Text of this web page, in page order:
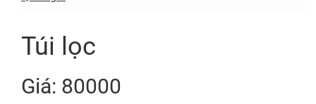
Túi lọc
Giá: 80000